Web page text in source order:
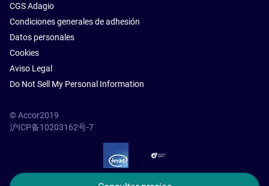
CGS Adagio
Condiciones generales de adhesión
Datos personales
Cookies
Aviso Legal
Do Not Sell My Personal Information
© Accor2019
沪ICP备10203162号-7